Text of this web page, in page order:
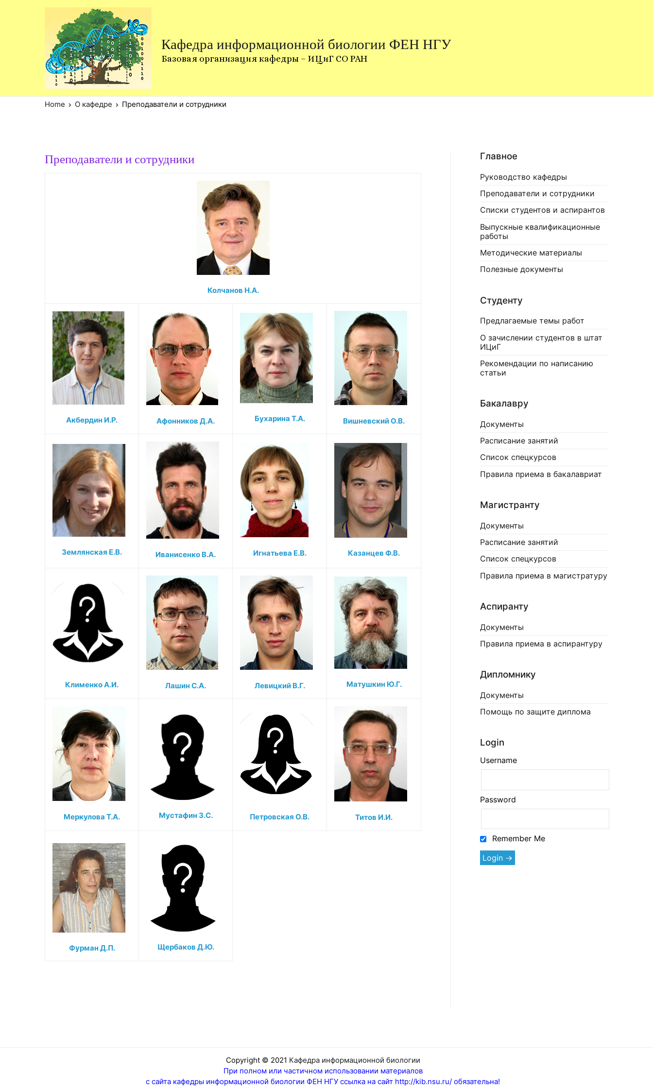
Кафедра информационной биологии ФЕН НГУ
Базовая организация кафедры – ИЦиГ СО РАН
Home О кафедре Преподаватели и сотрудники
Преподаватели и сотрудники
Колчанов Н.А.
Акбердин И.Р. Афонников Д.А. Бухарина Т.А. Вишневский О.В.
Землянская Е.В. Иванисенко В.А. Игнатьева Е.В. Казанцев Ф.В.
Клименко А.И. Лашин С.А. Левицкий В.Г. Матушкин Ю.Г.
Меркулова Т.А. Мустафин З.C. Петровская О.В. Титов И.И.
Фурман Д.П. Щербаков Д.Ю.
Главное
Руководство кафедры
Преподаватели и сотрудники
Списки студентов и аспирантов
Выпускные квалификационные
работы
Методические материалы
Полезные документы
Студенту
Предлагаемые темы работ
О зачислении студентов в штат
ИЦиГ
Рекомендации по написанию
статьи
Бакалавру
Документы
Расписание занятий
Список спецкурсов
Правила приема в бакалавриат
Магистранту
Документы
Расписание занятий
Список спецкурсов
Правила приема в магистратуру
Аспиранту
Документы
Правила приема в аспирантуру
Дипломнику
Документы
Помощь по защите диплома
Login
Username
Password
Remember Me
Copyright © 2021 Кафедра информационной биологии
При полном или частичном использовании материалов
с сайта кафедры информационной биологии ФЕН НГУ ссылка на сайт http://kib.nsu.ru/ обязательна!